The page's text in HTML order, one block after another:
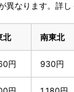
なります。詳し
北 南東北
円 930円